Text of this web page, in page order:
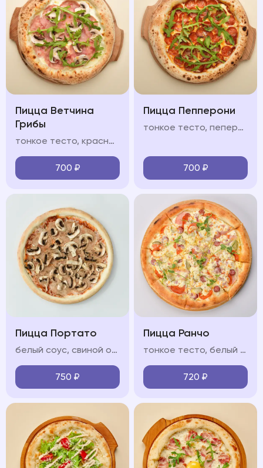
Пицца Ветчина
Грибы
тонкое тесто, красный/белый соус, ветчина, шампиньоны, моцарелла, руккола, пармезан
700 ₽
Пицца Пепперони
тонкое тесто, пеперони, салями, соус из томатов, моцарелла, руккола, пармезан
700 ₽
Пицца Портато
белый соус, свиной окорок, охотничьи колбаски, бекон сырокопчёный, моцарелла, красный лук, соус барбекю
750 ₽
Пицца Ранчо
тонкое тесто, белый соус, ветчина, охотничьи колбаски, салями, моцарелла, красный лук, яйцо
720 ₽